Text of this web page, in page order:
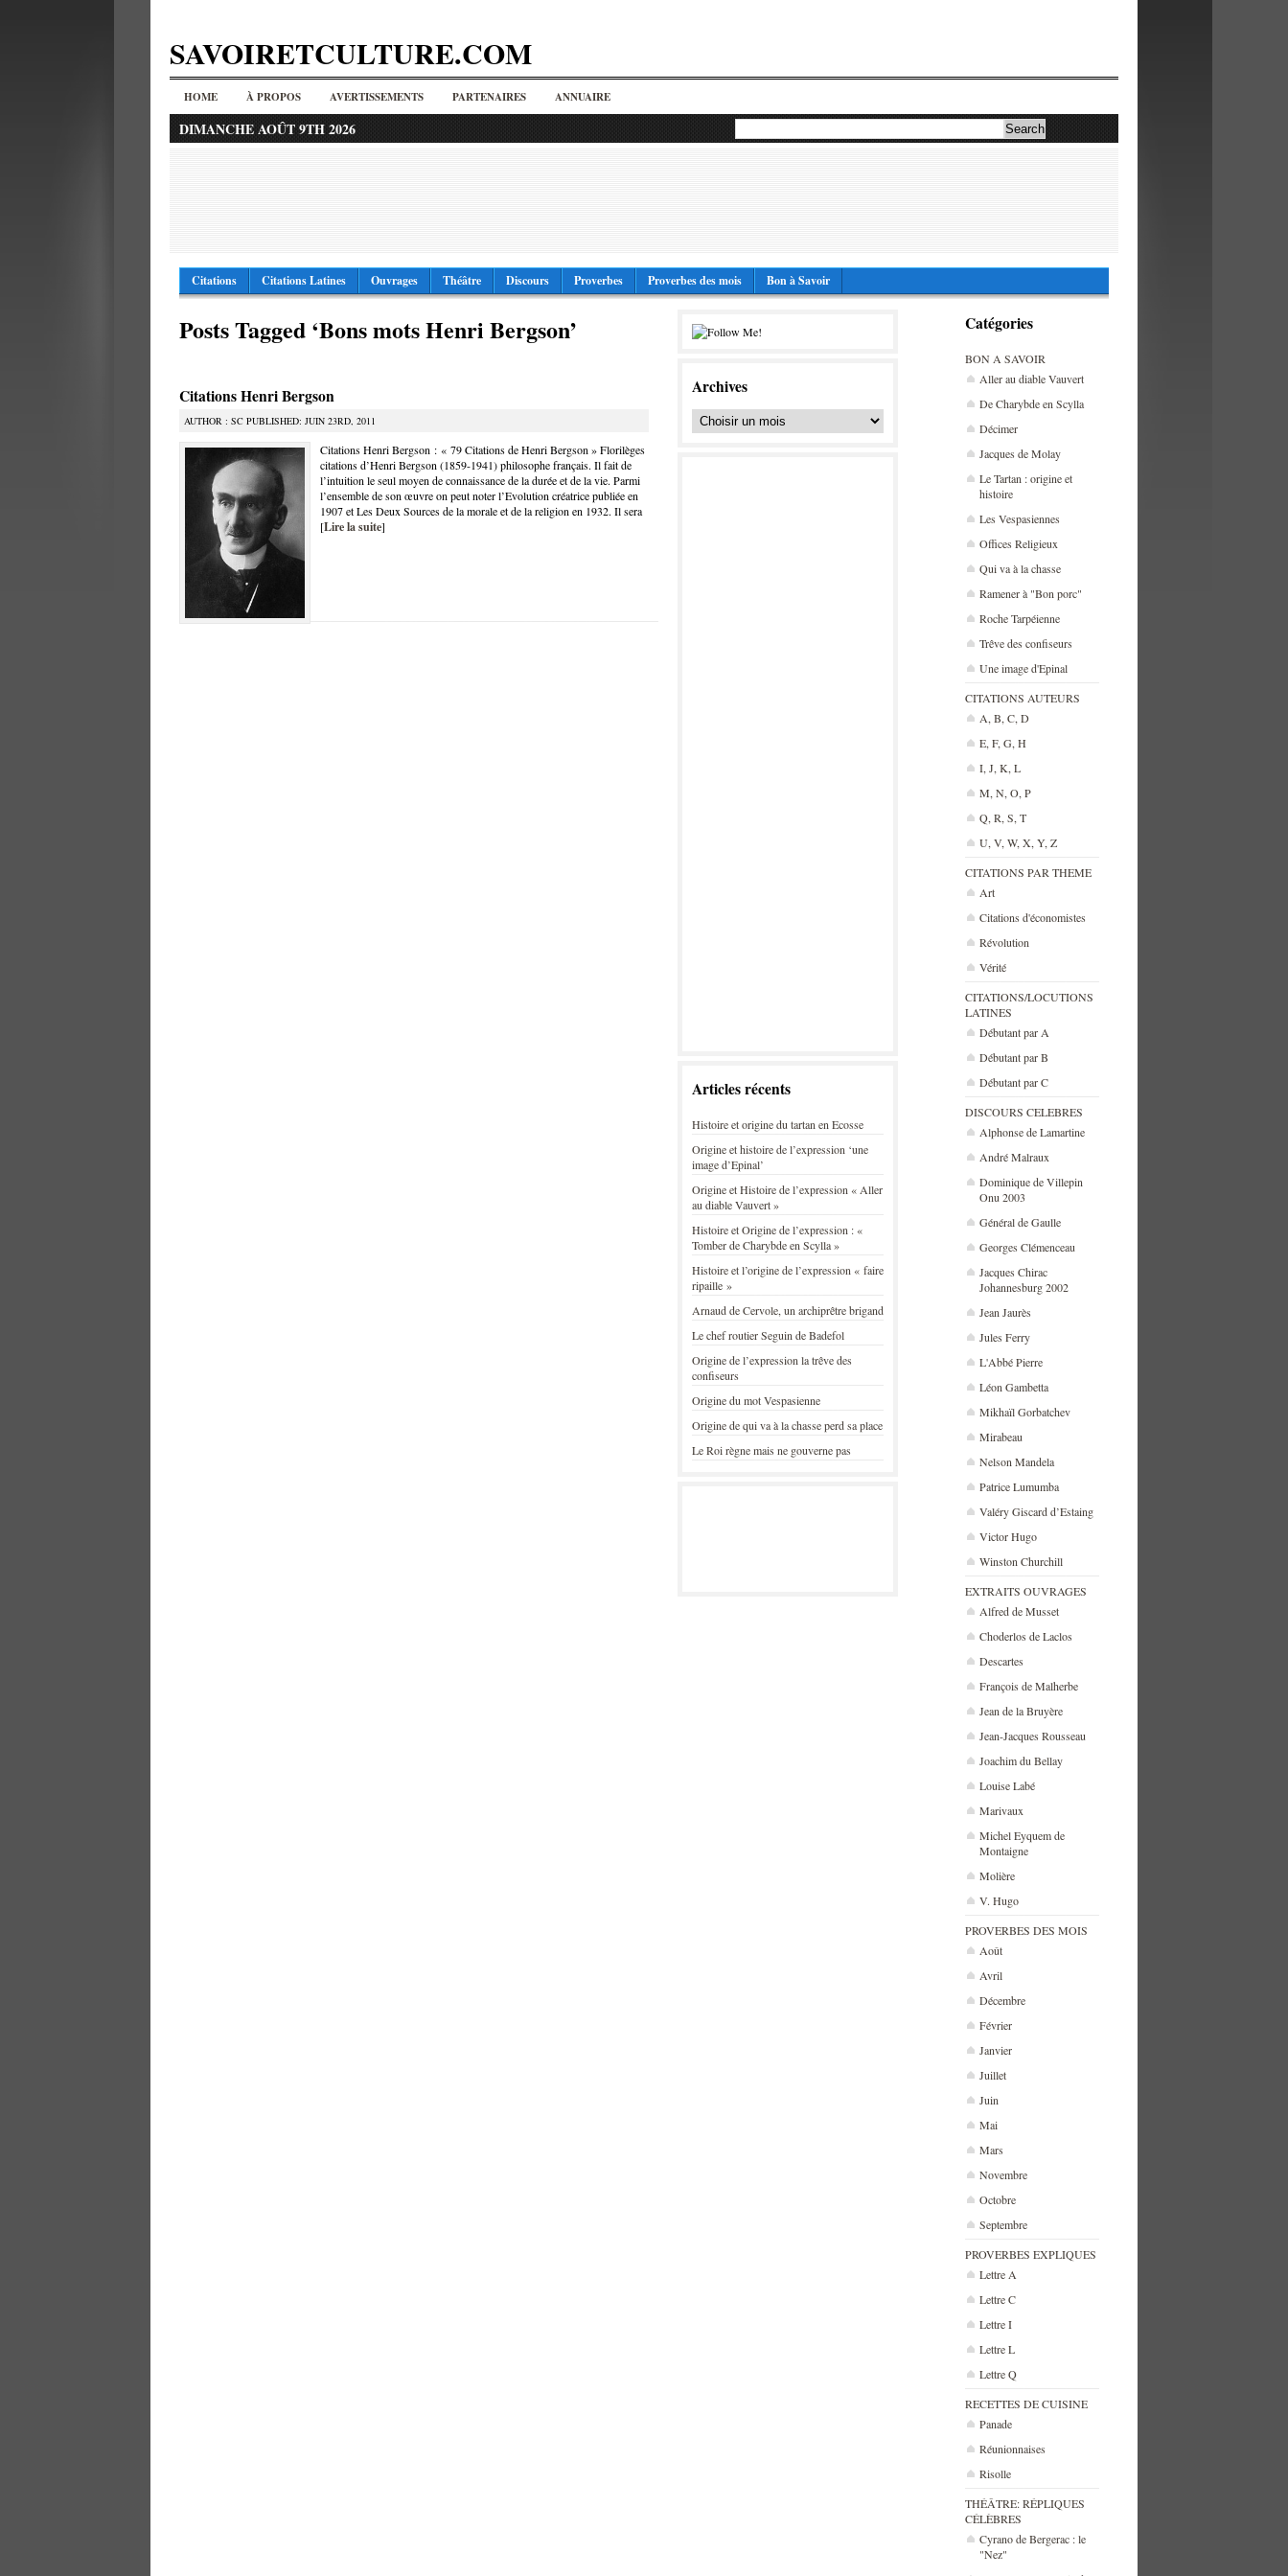
SAVOIRETCULTURE.COM
HOME À PROPOS AVERTISSEMENTS PARTENAIRES ANNUAIRE
DIMANCHE AOÛT 9TH 2026
Citations Citations Latines Ouvrages Théâtre Discours Proverbes Proverbes des mois Bon à Savoir
Catégories
BON A SAVOIR
Aller au diable Vauvert
De Charybde en Scylla
Décimer
Jacques de Molay
Le Tartan : origine et
histoire
Les Vespasiennes
Offices Religieux
Qui va à la chasse
Ramener à "Bon porc"
Roche Tarpéienne
Trêve des confiseurs
Une image d'Epinal
CITATIONS AUTEURS
A, B, C, D
E, F, G, H
I, J, K, L
M, N, O, P
Q, R, S, T
U, V, W, X, Y, Z
CITATIONS PAR THEME
Art
Citations d'économistes
Révolution
Vérité
CITATIONS/LOCUTIONS
LATINES
Débutant par A
Débutant par B
Débutant par C
DISCOURS CELEBRES
Alphonse de Lamartine
André Malraux
Dominique de Villepin
Onu 2003
Général de Gaulle
Georges Clémenceau
Jacques Chirac
Johannesburg 2002
Jean Jaurès
Jules Ferry
L'Abbé Pierre
Léon Gambetta
Mikhaïl Gorbatchev
Mirabeau
Nelson Mandela
Patrice Lumumba
Valéry Giscard d’Estaing
Victor Hugo
Winston Churchill
EXTRAITS OUVRAGES
Alfred de Musset
Choderlos de Laclos
Descartes
François de Malherbe
Jean de la Bruyère
Jean-Jacques Rousseau
Joachim du Bellay
Louise Labé
Marivaux
Michel Eyquem de
Montaigne
Molière
V. Hugo
PROVERBES DES MOIS
Août
Avril
Décembre
Février
Janvier
Juillet
Juin
Mai
Mars
Novembre
Octobre
Septembre
PROVERBES EXPLIQUES
Lettre A
Lettre C
Lettre I
Lettre L
Lettre Q
RECETTES DE CUISINE
Panade
Réunionnaises
Risolle
THÉÂTRE: RÉPLIQUES
CÉLÈBRES
Cyrano de Bergerac : le
"Nez"
Posts Tagged ‘Bons mots Henri Bergson’
Citations Henri Bergson
AUTHOR : SC PUBLISHED: JUIN 23RD, 2011
Citations Henri Bergson : « 79 Citations de Henri Bergson » Florilèges
citations d’Henri Bergson (1859-1941) philosophe français. Il fait de
l’intuition le seul moyen de connaissance de la durée et de la vie. Parmi
l’ensemble de son œuvre on peut noter l’Evolution créatrice publiée en
1907 et Les Deux Sources de la morale et de la religion en 1932. Il sera
[Lire la suite]
Archives
Articles récents
Histoire et origine du tartan en Ecosse
Origine et histoire de l’expression ‘une
image d’Epinal’
Origine et Histoire de l’expression « Aller
au diable Vauvert »
Histoire et Origine de l’expression : «
Tomber de Charybde en Scylla »
Histoire et l’origine de l’expression « faire
ripaille »
Arnaud de Cervole, un archiprêtre brigand
Le chef routier Seguin de Badefol
Origine de l’expression la trêve des
confiseurs
Origine du mot Vespasienne
Origine de qui va à la chasse perd sa place
Le Roi règne mais ne gouverne pas